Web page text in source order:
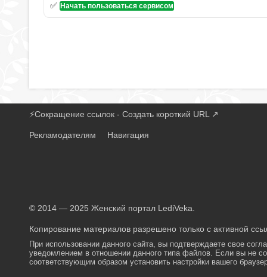
✅ Начать пользоваться сервисом
⚡Сокращение ссылок - Создать короткий URL↗
Рекламодателям Навигация
© 2014 — 2025 Женский портал LediVeka.
Копирование материалов разрешено только с активной
При использовании данного сайта, вы подтверждаете свое
уведомлением в отношении данного типа файлов. Если вы не
соответствующим образом установить настройки вашего